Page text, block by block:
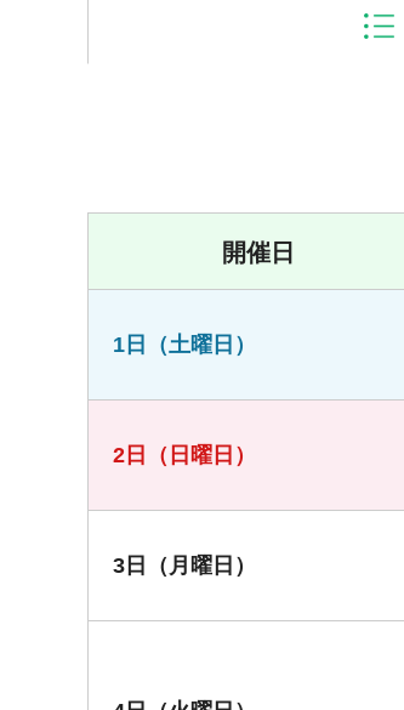
開催日
1日（土曜日）
2日（日曜日）
3日（月曜日）